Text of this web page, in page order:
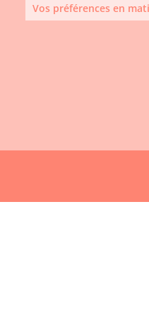
Vos préférences en